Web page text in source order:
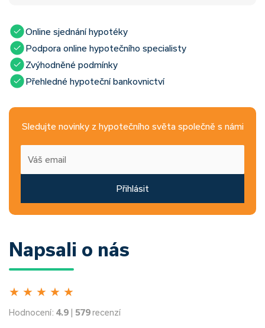
Online sjednání hypotéky
Podpora online hypotečního specialisty
Zvýhodněné podmínky
Přehledné hypoteční bankovnictví
Sledujte novinky z hypotečního světa společně s námi
Přihlásit
Napsali o nás
★ ★ ★ ★ ★
Hodnocení: 4.9 | 579recenzí